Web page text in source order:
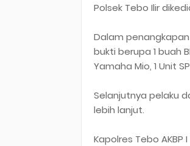
Polsek Tebo Ilir
Dalam
bukti berupa 1 buah
Yamaha Mio, 1 Unit
Selanjutnya pelaku
lebih lanjut.
Kapolres Tebo AKBP